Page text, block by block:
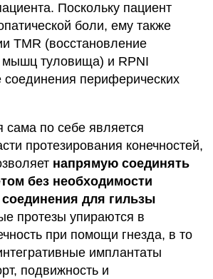
Поскольку пациент
боли, ему также
TMR (восстановление
мышц туловища) и RPNI
соединения периферических
сама по себе является
протезирования конечностей,
напрямую соединять
без необходимости
для гильзы
протезы упираются в
при помощи гнезда, в то
имплантаты
подвижность и